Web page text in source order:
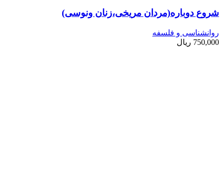
شروع دوباره(مردان مریخی،زنان ونوسی)
روانشناسی و فلسفه
750,000 ریال